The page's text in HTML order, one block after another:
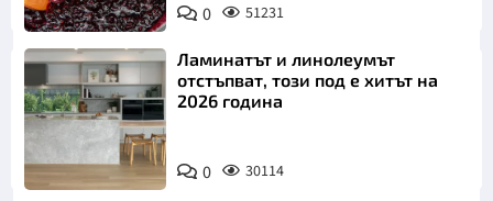
0 51231
Ламинатът и линолеумът
отстъпват, този под е хитът на
2026 година
0 30114